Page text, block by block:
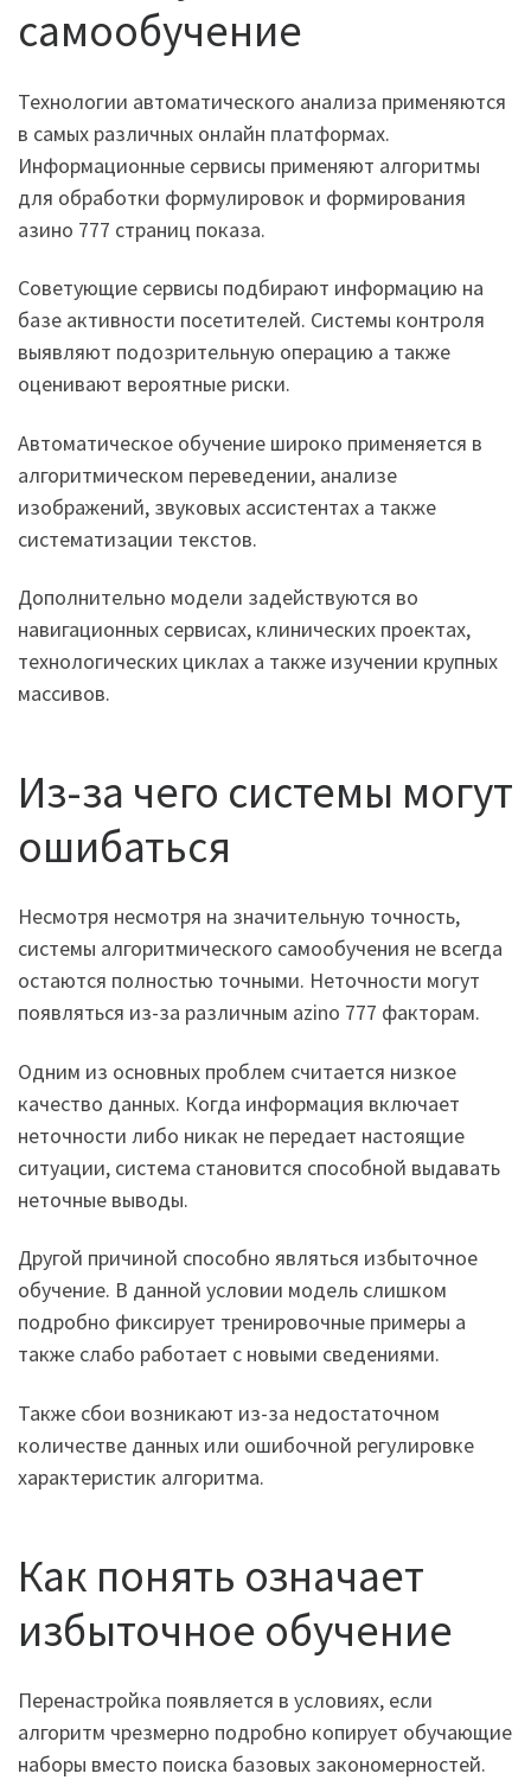
самообучение
Технологии автоматического анализа применяются
в самых различных онлайн платформах.
Информационные сервисы применяют алгоритмы
для обработки формулировок и формирования
азино 777 страниц показа.
Советующие сервисы подбирают информацию на
базе активности посетителей. Системы контроля
выявляют подозрительную операцию а также
оценивают вероятные риски.
Автоматическое обучение широко применяется в
алгоритмическом переведении, анализе
изображений, звуковых ассистентах а также
систематизации текстов.
Дополнительно модели задействуются во
навигационных сервисах, клинических проектах,
технологических циклах а также изучении крупных
массивов.
Из-за чего системы могут
ошибаться
Несмотря несмотря на значительную точность,
системы алгоритмического самообучения не всегда
остаются полностью точными. Неточности могут
появляться из-за различным azino 777 факторам.
Одним из основных проблем считается низкое
качество данных. Когда информация включает
неточности либо никак не передает настоящие
ситуации, система становится способной выдавать
неточные выводы.
Другой причиной способно являться избыточное
обучение. В данной условии модель слишком
подробно фиксирует тренировочные примеры а
также слабо работает с новыми сведениями.
Также сбои возникают из-за недостаточном
количестве данных или ошибочной регулировке
характеристик алгоритма.
Как понять означает
избыточное обучение
Перенастройка появляется в условиях, если
алгоритм чрезмерно подробно копирует обучающие
наборы вместо поиска базовых закономерностей.